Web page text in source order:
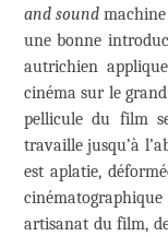
and sound
une bonne
autrichien
cinéma sur le
pellicule du film
travaille jusqu’à
est aplatie,
artisanat du film,